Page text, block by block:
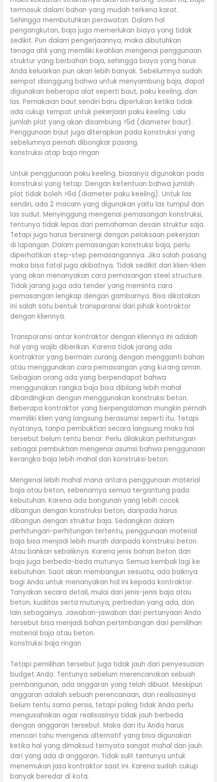
termasuk dalam bahan yang mudah terkena karat.
Sehingga membutuhkan perawatan. Dalam hal
pengangkutan, baja juga memerlukan biaya yang tidak
sedikit. Pun dalam pengerjaannya, maka dibutuhkan
tenaga ahli yang memiliki keahlian mengenai penggunaan
struktur yang berbahan baja, sehingga biaya yang harus
Anda keluarkan pun akan lebih banyak. Sebelumnya sudah
sempat disinggung bahwa untuk menyambung baja, dapat
digunakan beberapa alat seperti baut, paku keeling, dan
las. Pemakaian baut sendiri baru diperlukan ketika tidak
ada cukup tempat untuk pekerjaan paku keeling. Lalu
jumlah plat yang akan disambung >5d (diameter baut).
Penggunaan baut juga diterapkan pada konstruksi yang
sebelumnya pernah dibongkar pasang.
konstruksi atap baja ringan
Untuk penggunaan paku keeling, biasanya digunakan pada
konstruksi yang tetap. Dengan ketentuan bahwa jumlah
plat tidak boleh >6d (diameter paku keeling). Untuk las
sendiri, ada 2 macam yang digunakan yaitu las tumpul dan
las sudut. Menyinggung mengenai pemasangan konstruksi,
tentunya tidak lepas dari pemahaman desain struktur saja.
Tetapi juga harus bersinergi dengan pelaksaan pekerjaan
di lapangan. Dalam pemasangan konstruksi baja, perlu
diperhatikan step-step pemasangannya. Jika salah pasang
maka bisa fatal juga akibatnya. Tidak sedikit dari klien-klien
yang akan menanyakan cara pemasangan steel structure.
Tidak jarang juga ada tender yang meminta cara
pemasangan lengkap dengan gambarnya. Bisa dikatakan
ini salah satu bentuk transparansi dari pihak kontraktor
dengan kliennya.
Transparansi antar kontraktor dengan kliennya ini adalah
hal yang wajib diberikan. Karena tidak jarang ada
kontraktor yang bermain curang dengan mengganti bahan
atau menggunakan cara pemasangan yang kurang aman.
Sebagian orang ada yang berpendapat bahwa
menggunakan rangka baja bisa dibilang lebih mahal
dibandingkan dengan menggunakan konstruksi beton.
Beberapa kontraktor yang berpengalaman mungkin pernah
memiliki klien yang langsung berasumsi seperti itu. Tetapi
nyatanya, tanpa pembuktian secara langsung maka hal
tersebut belum tentu benar. Perlu dilakukan perhitungan
sebagai pembuktian mengenai asumsi bahwa penggunaan
kerangka baja lebih mahal dari konstruksi beton.
Mengenai lebih mahal mana antara penggunaan material
baja atau beton, sebenarnya semua tergantung pada
kebutuhan. Karena ada bangunan yang lebih cocok
dibangun dengan konstruksi beton, daripada harus
dibangun dengan struktur baja. Sedangkan dalam
perhitungan-perhitungan tertentu, penggunaan material
baja bisa menjadi lebih murah daripada konstruksi beton.
Atau bahkan sebaliknya. Karena jenis bahan beton dan
baja juga berbeda-beda mutunya. Semua kembali lagi ke
kebutuhan. Saat akan membangun sesuatu, ada baiknya
bagi Anda untuk menanyakan hal ini kepada kontraktor.
Tanyakan secara detail, mulai dari jenis-jenis baja atau
beton, kualitas serta mutunya, perbedan yang ada, dan
lain sebagainya. Jawaban-jawaban dari pertanyaan Anda
tersebut bisa menjadi bahan pertimbangan dari pemilihan
material baja atau beton.
konstruksi baja ringan
Tetapi pemilihan tersebut juga tidak jauh dari penyesuaian
budget Anda. Tentunya sebelum merencanakan sebuah
pembangunan, ada anggaran yang telah dibuat. Meskipun
anggaran adalah sebuah perencanaan, dan realisasinya
belum tentu sama persis, tetapi paling tidak Anda perlu
mengusahakan agar realisasinya tidak jauh berbeda
dengan anggaran tersebut. Maka dari itu Anda harus
mencari tahu mengenai alternatif yang bisa digunakan
ketika hal yang dimaksud ternyata sangat mahal dan jauh
dari yang ada di anggaran. Tidak sulit tentunya untuk
menemukan jasa kontraktor saat ini. Karena sudah cukup
banyak beredar di kota.